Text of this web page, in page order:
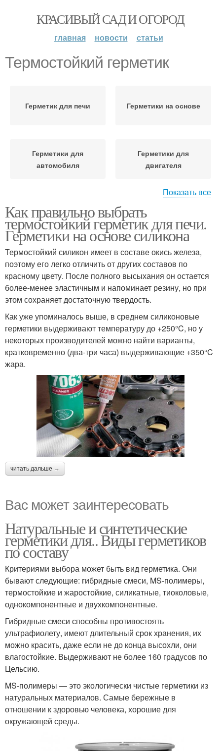
КРАСИВЫЙ САД И ОГОРОД
главная новости статьи
Термостойкий герметик
Герметик для печи Герметики на основе
Герметики для
автомобиля
Герметики для
двигателя
герметики
Герметик для плиты
Жаростойкий герметик
Показать все
Как правильно выбрать
термостойкий герметик для печи.
Герметики на основе силикона
Термостойкий силикон имеет в составе окись железа,
поэтому его легко отличить от других составов по
красному цвету. После полного высыхания он остается
более-менее эластичным и напоминает резину, но при
этом сохраняет достаточную твердость.
Как уже упоминалось выше, в среднем силиконовые
герметики выдерживают температуру до +250°C, но у
некоторых производителей можно найти варианты,
кратковременно (два-три часа) выдерживающие +350°C
жара.
читать дальше →
Вас может заинтересовать
Натуральные и синтетические
герметики для.. Виды герметиков
по составу
Критериями выбора может быть вид герметика. Они
бывают следующие: гибридные смеси, MS-полимеры,
термостойкие и жаростойкие, силикатные, тиоколовые,
однокомпонентные и двухкомпонентные.
Гибридные смеси способны противостоять
ультрафиолету, имеют длительный срок хранения, их
можно красить, даже если не до конца высохли, они
влагостойкие. Выдерживают не более 160 градусов по
Цельсию.
MS-полимеры — это экологически чистые герметики из
натуральных материалов. Самые бережные в
отношении к здоровью человека, хорошие для
окружающей среды.